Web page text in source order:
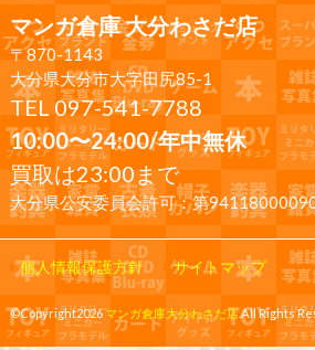
マンガ倉庫 大分わさだ店
〒870-1143
大分県大分市大字田尻85-1
TEL 097-541-7788
10:00〜24:00/年中無休
買取は23:00まで
大分県公安委員会許可：第
個人情報保護方針 サイトマップ
©Copyright2026マンガ倉庫大分わさだ店.All Rights